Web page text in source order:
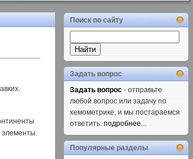
элементы.
Поиск по сайту
Задать вопрос
Задать вопрос - отправьте
любой вопрос или задачу по
хемометрике, и мы постараемся
ответить. подробнее...
Популярные разделы